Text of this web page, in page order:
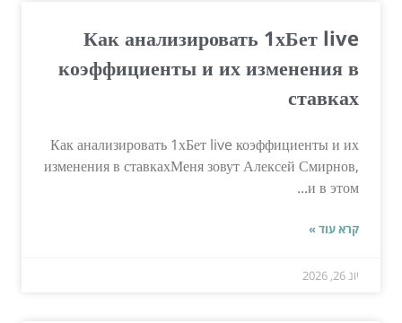
Как анализировать 1хБет live
коэффициенты и их изменения в
ставках
Как анализировать 1хБет live коэффициенты и их
изменения в ставкахМеня зовут Алексей Смирнов,
и в этом...
קרא עוד »
יונ 26, 2026